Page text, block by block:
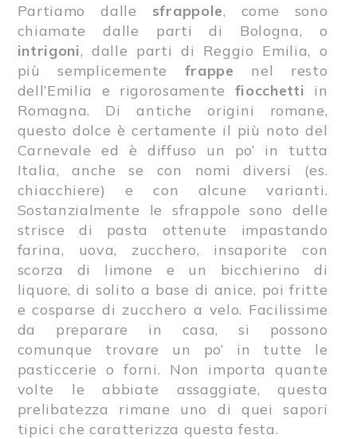
Partiamo dalle sfrappole, come sono
chiamate dalle parti di Bologna, o
intrigoni, dalle parti di Reggio Emilia, o
più semplicemente frappe nel resto
dell’Emilia e rigorosamente fiocchetti in
Romagna. Di antiche origini romane,
questo dolce è certamente il più noto del
Carnevale ed è diffuso un po’ in tutta
Italia, anche se con nomi diversi (es.
chiacchiere) e con alcune varianti.
Sostanzialmente le sfrappole sono delle
strisce di pasta ottenute impastando
farina, uova, zucchero, insaporite con
scorza di limone e un bicchierino di
liquore, di solito a base di anice, poi fritte
e cosparse di zucchero a velo. Facilissime
da preparare in casa, si possono
comunque trovare un po’ in tutte le
pasticcerie o forni. Non importa quante
volte le abbiate assaggiate, questa
prelibatezza rimane uno di quei sapori
tipici che caratterizza questa festa.